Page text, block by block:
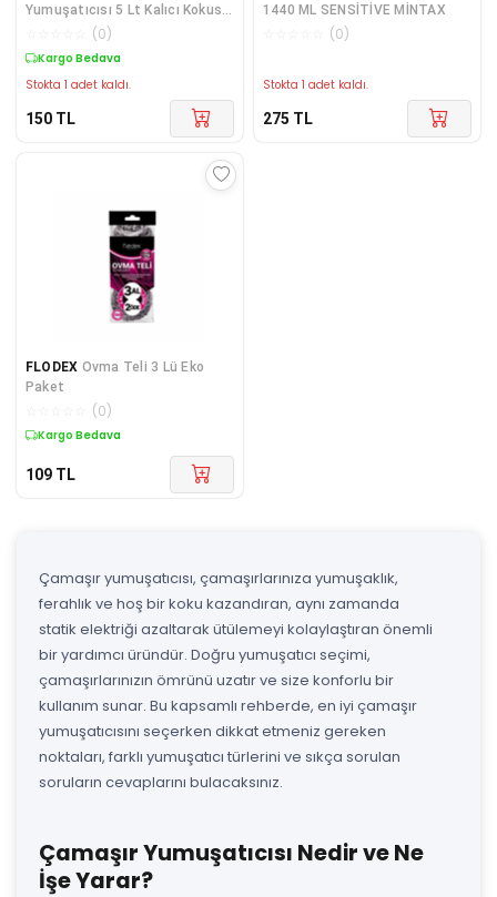
Yumuşatıcısı 5 Lt Kalıcı Kokusu
Ile Yenilendi
(0)
Kargo Bedava
Stokta 1 adet kaldı.
150 TL
1440 ML SENSİTİVE MİNTAX
(0)
Stokta 1 adet kaldı.
275 TL
FLODEX Ovma Teli 3 Lü Eko
Paket
(0)
Kargo Bedava
109 TL
Çamaşır yumuşatıcısı, çamaşırlarınıza yumuşaklık,
ferahlık ve hoş bir koku kazandıran, aynı zamanda
statik elektriği azaltarak ütülemeyi kolaylaştıran önemli
bir yardımcı üründür. Doğru yumuşatıcı seçimi,
çamaşırlarınızın ömrünü uzatır ve size konforlu bir
kullanım sunar. Bu kapsamlı rehberde, en iyi çamaşır
yumuşatıcısını seçerken dikkat etmeniz gereken
noktaları, farklı yumuşatıcı türlerini ve sıkça sorulan
soruların cevaplarını bulacaksınız.
Çamaşır Yumuşatıcısı Nedir ve Ne
İşe Yarar?